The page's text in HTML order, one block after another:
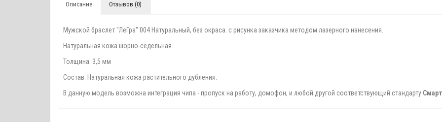
Описание Отзывов (0)
Мужской браслет "ЛеГра" 004 Натуральный, без окраса. с рисунка заказчика методом лазерного нанесения.
Натуральная кожа шорно-седельная.
Толщина: 3,5 мм
Состав: Натуральная кожа растительного дубления.
В данную модель возможна интеграция чипа - пропуск на работу, домофон, и любой другой соответствующий стандарту